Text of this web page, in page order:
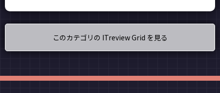
このカテゴリの ITreview Grid を見る